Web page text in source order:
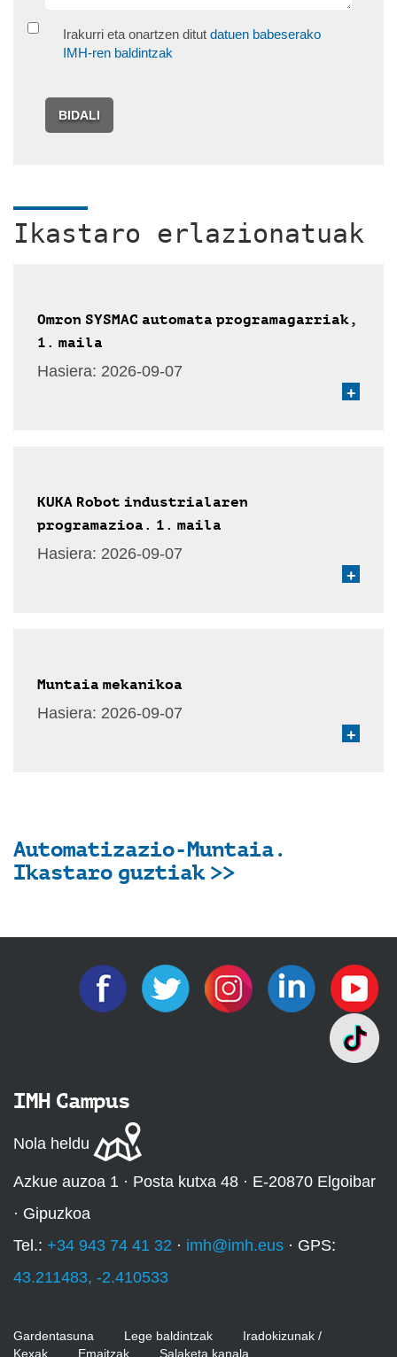
Irakurri eta onartzen ditut datuen babeserako
IMH-ren baldintzak
BIDALI
Ikastaro erlazionatuak
Omron SYSMAC automata programagarriak,
1. maila
Hasiera: 2026-09-07
+
KUKA Robot industrialaren
programazioa. 1. maila
Hasiera: 2026-09-07
+
Muntaia mekanikoa
Hasiera: 2026-09-07
+
Automatizazio-Muntaia.
Ikastaro guztiak >>
IMH Campus
Nola heldu
Azkue auzoa 1 · Posta kutxa 48 · E-20870 Elgoibar
· Gipuzkoa
Tel.: +34 943 74 41 32 · imh@imh.eus · GPS:
43.211483, -2.410533
Gardentasuna Lege baldintzak
Iradokizunak /
Kexak
Emaitzak Salaketa kanala